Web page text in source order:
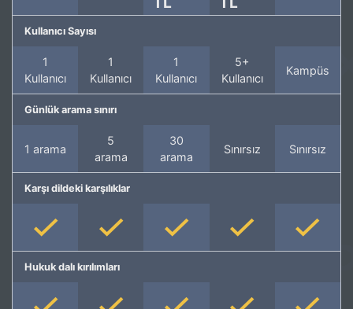
Kullanıcı Sayısı
1
Kullanıcı
1
Kullanıcı
1
Kullanıcı
5+
Kullanıcı
Kampüs
Günlük arama sınırı
1 arama
5
arama
30
arama
Sınırsız Sınırsız
Karşı dildeki karşılıklar
Hukuk dalı kırılımları